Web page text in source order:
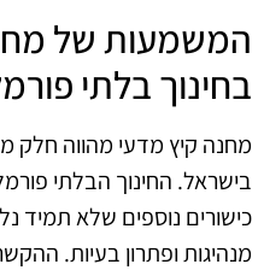
המשמעות של
בחינוך בלתי
מחנה קיץ מדעי מהווה חלק
בישראל. החינוך הבלתי
כישורים נוספים שלא תמיד
מנהיגות ופתרון בעיות.